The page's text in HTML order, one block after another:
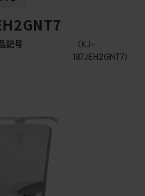
記号
（KJ-
187JEH2GNT7）